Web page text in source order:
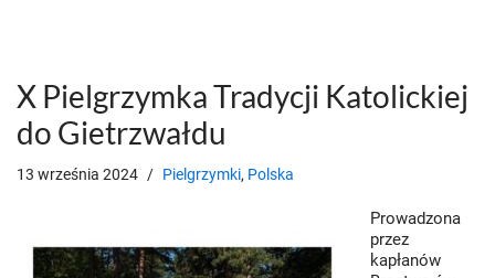
X Pielgrzymka Tradycji Katolickiej
do Gietrzwałdu
13 września 2024 Pielgrzymki, Polska
Prowadzona
przez
kapłanów